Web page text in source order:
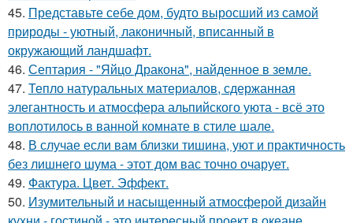
45. Представьте себе дом, будто выросший из самой
природы - уютный, лаконичный, вписанный в
окружающий ландшафт.
46. Септария - "Яйцо Дракона", найденное в земле.
47. Тепло натуральных материалов, сдержанная
элегантность и атмосфера альпийского уюта - всё это
воплотилось в ванной комнате в стиле шале.
48. В случае если вам близки тишина, уют и практичность
без лишнего шума - этот дом вас точно очарует.
49. Фактура. Цвет. Эффект.
50. Изумительный и насыщенный атмосферой дизайн